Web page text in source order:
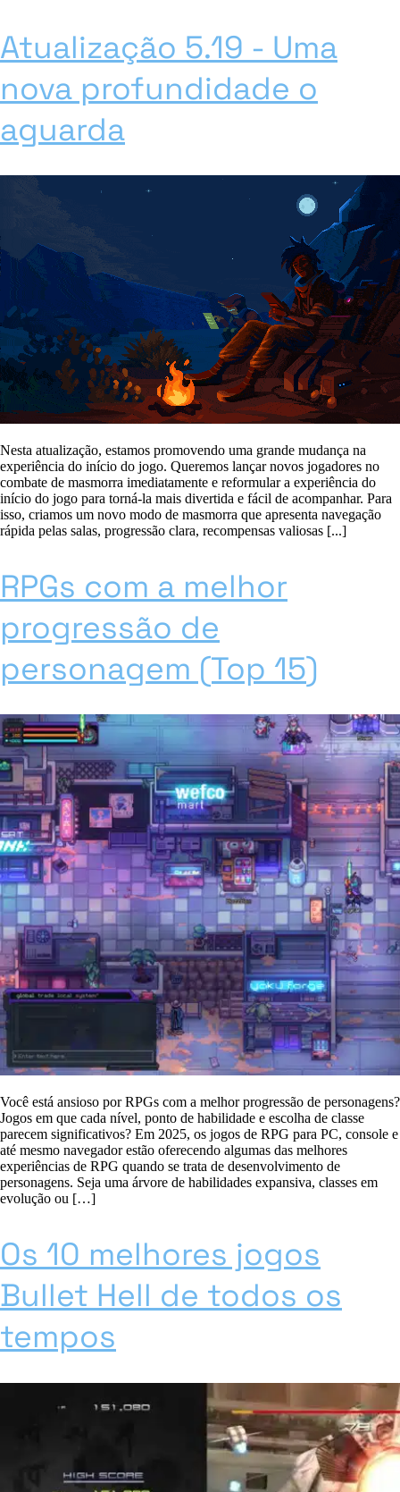
Atualização 5.19 - Uma
nova profundidade o
aguarda
Nesta atualização, estamos promovendo uma grande mudança na
experiência do início do jogo. Queremos lançar novos jogadores no
combate de masmorra imediatamente e reformular a experiência do
início do jogo para torná-la mais divertida e fácil de acompanhar. Para
isso, criamos um novo modo de masmorra que apresenta navegação
rápida pelas salas, progressão clara, recompensas valiosas [...]
RPGs com a melhor
progressão de
personagem (Top 15)
Você está ansioso por RPGs com a melhor progressão de personagens?
Jogos em que cada nível, ponto de habilidade e escolha de classe
parecem significativos? Em 2025, os jogos de RPG para PC, console e
até mesmo navegador estão oferecendo algumas das melhores
experiências de RPG quando se trata de desenvolvimento de
personagens. Seja uma árvore de habilidades expansiva, classes em
evolução ou […]
Os 10 melhores jogos
Bullet Hell de todos os
tempos